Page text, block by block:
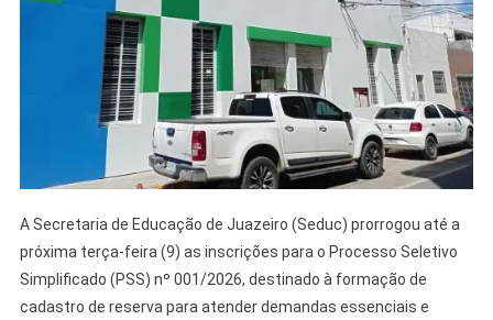
A Secretaria de Educação de Juazeiro (Seduc) prorrogou até a
próxima terça-feira (9) as inscrições para o Processo Seletivo
Simplificado (PSS) nº 001/2026, destinado à formação de
cadastro de reserva para atender demandas essenciais e